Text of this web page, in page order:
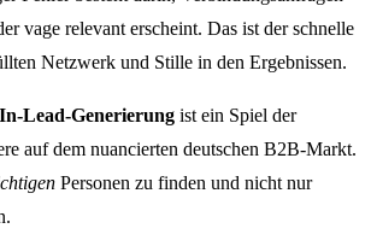
vage relevant erscheint. Das ist der schnelle
Netzwerk und Stille in den Ergebnissen.
Lead-Generierung ist ein Spiel der
auf dem nuancierten deutschen B2B-Markt.
Personen zu finden und nicht nur